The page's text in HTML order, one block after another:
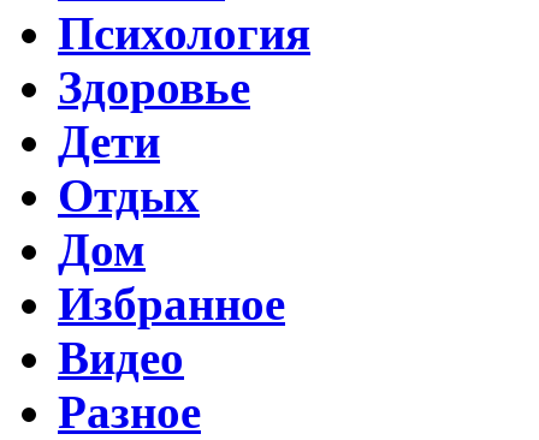
Психология
Здоровье
Дети
Отдых
Дом
Избранное
Видео
Разное